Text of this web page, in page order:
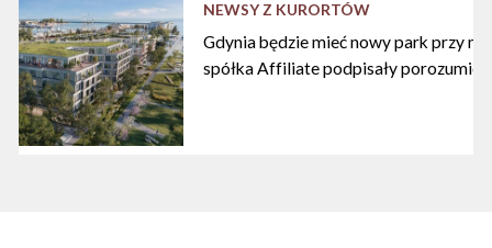
NEWSY Z KURORTÓW
Gdynia będzie mieć nowy park przy
spółka Affiliate podpisały